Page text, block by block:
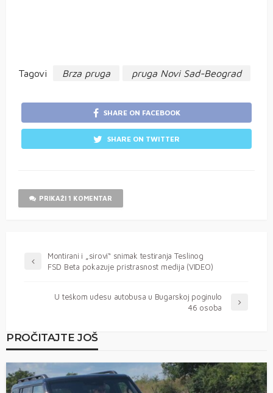
Tagovi Brza pruga pruga Novi Sad-Beograd
SHARE ON FACEBOOK
SHARE ON TWITTER
PRIKAŽI 1 KOMENTAR
Montirani i „sirovi“ snimak testiranja Teslinog
FSD Beta pokazuje pristrasnost medija (VIDEO)
U teškom udesu autobusa u Bugarskoj poginulo
46 osoba
PROČITAJTE JOŠ